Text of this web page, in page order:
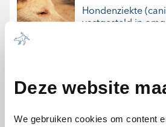
Deze website
We gebruiken cookies om content
Hondenziekte
vastgesteld in
Uitbreiding van
met de producten